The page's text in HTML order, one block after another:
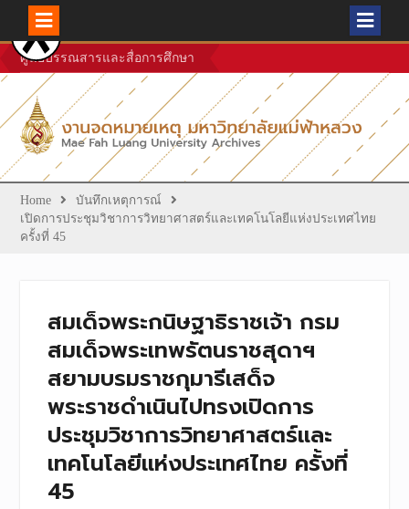
Skip
to
content
ศูนย์บรรณสารและสื่อการศึกษา
Home
บันทึกเหตุการณ์
เปิดการประชุมวิชาการวิทยาศาสตร์และเทคโนโลยีแห่งประเทศไทย
ครั้งที่ 45
สมเด็จพระกนิษฐาธิราชเจ้า กรม
สมเด็จพระเทพรัตนราชสุดาฯ
สยามบรมราชกุมารีเสด็จ
พระราชดำเนินไปทรงเปิดการ
ประชุมวิชาการวิทยาศาสตร์และ
เทคโนโลยีแห่งประเทศไทย ครั้งที่
45